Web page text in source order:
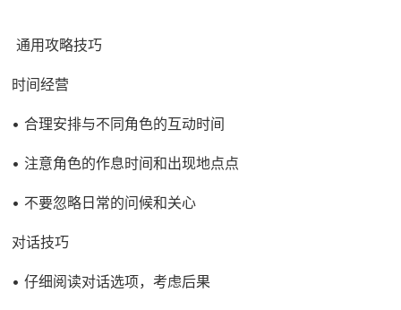
通用攻略技巧
时间经营
• 合理安排与不同角色的互动时间
• 注意角色的作息时间和出现地点点
• 不要忽略日常的问候和关心
对话技巧
• 仔细阅读对话选项，考虑后果